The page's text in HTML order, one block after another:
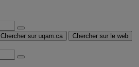
Chercher sur uqam.ca Chercher sur le web